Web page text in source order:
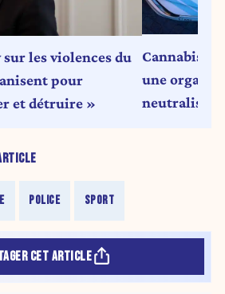
POLICE SPORT
les violences du
pour
et détruire »
Cannabis,
une
neutralisée
CET ARTICLE